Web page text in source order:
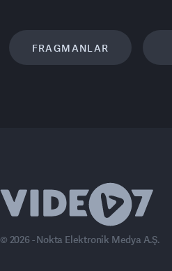
FRAGMANLAR
© 2026 - Nokta Elektronik Medya A.Ş.